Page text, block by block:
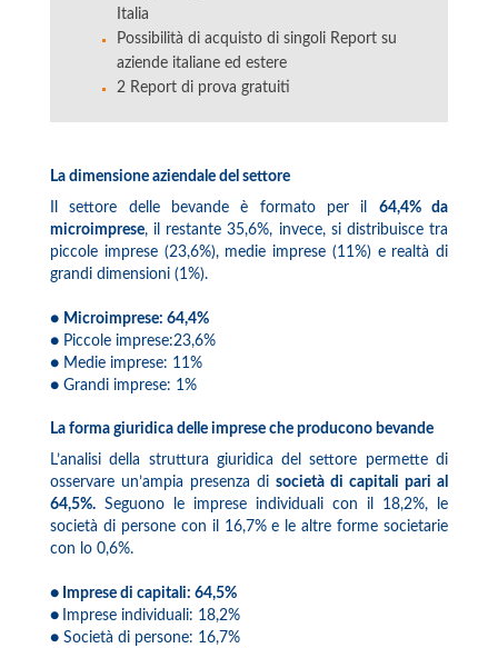
Italia
Possibilità di acquisto di singoli Report su
aziende italiane ed estere
2 Report di prova gratuiti
La dimensione aziendale del settore
Il settore delle bevande è formato per il 64,4% da
microimprese, il restante 35,6%, invece, si distribuisce tra
piccole imprese (23,6%), medie imprese (11%) e realtà di
grandi dimensioni (1%).
● Microimprese: 64,4%
● Piccole imprese:23,6%
● Medie imprese: 11%
● Grandi imprese: 1%
La forma giuridica delle imprese che producono bevande
L’analisi della struttura giuridica del settore permette di
osservare un’ampia presenza di società di capitali pari al
64,5%. Seguono le imprese individuali con il 18,2%, le
società di persone con il 16,7% e le altre forme societarie
con lo 0,6%.
● Imprese di capitali: 64,5%
● Imprese individuali: 18,2%
● Società di persone: 16,7%